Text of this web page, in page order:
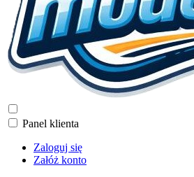
Panel klienta
Zaloguj się
Załóż konto